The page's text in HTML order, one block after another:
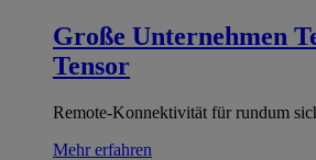
Große Unternehmen
Tensor
Remote-Konnektivität für rundum
Mehr erfahren